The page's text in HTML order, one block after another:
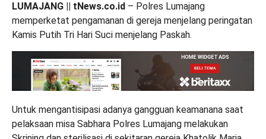
LUMAJANG || tNews.co.id – Polres Lumajang
memperketat pengamanan di gereja menjelang peringatan
Kamis Putih Tri Hari Suci menjelang Paskah.
Untuk mengantisipasi adanya gangguan keamanana saat
pelaksaan misa Sabhara Polres Lumajang melakukan